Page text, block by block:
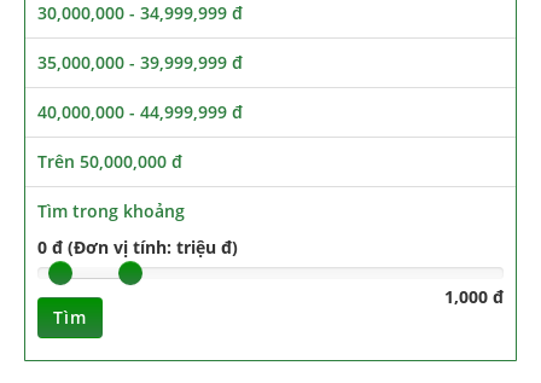
30,000,000 - 34,999,999 đ
35,000,000 - 39,999,999 đ
40,000,000 - 44,999,999 đ
Trên 50,000,000 đ
Tìm trong khoảng
0 đ (Đơn vị tính: triệu đ)
1,000 đ
Tìm